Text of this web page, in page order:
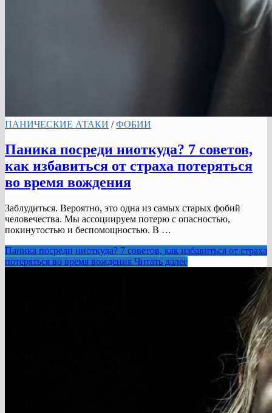
ПАНИЧЕСКИЕ АТАКИ /ФОБИИ
Паника посреди ниоткуда? 7 советов,
как избавиться от страха потеряться
во время вождения
Заблудиться. Вероятно, это одна из самых старых фобий
человечества. Мы ассоциируем потерю с опасностью,
покинутостью и беспомощностью. В …
Паника посреди ниоткуда? 7 советов, как избавиться от страха
потеряться во время вождения Читать далее